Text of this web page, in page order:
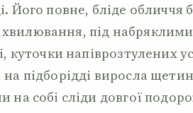
Його повне, бліде обличчя
під
куточки напіврозтулених
підборідді виросла
на собі сліди довгої